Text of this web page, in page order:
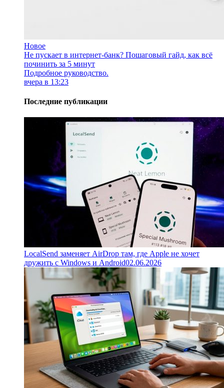
Новое
Не пускает в интернет-банк? Пошаговый гайд, как всё
починить за 5 минут
Подробное руководство.
вчера в 13:23
Последние публикации
LocalSend заменяет AirDrop там, где Apple не хочет
дружить с Windows и Android02.06.2026